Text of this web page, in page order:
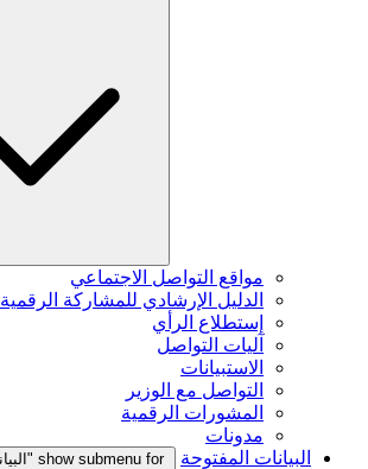
مواقع التواصل الاجتماعي
الدليل الإرشادي للمشاركة الرقمية
إستطلاع الرأي
آليات التواصل
الاستبيانات
التواصل مع الوزير
المشورات الرقمية
مدونات
البيانات المفتوحة
show submenu for "البيانات المفتوحة"